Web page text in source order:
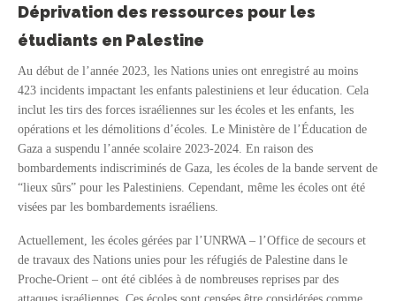
Déprivation des ressources pour les
étudiants en Palestine
Au début de l’année 2023, les Nations unies ont enregistré au moins
423 incidents impactant les enfants palestiniens et leur éducation. Cela
inclut les tirs des forces israéliennes sur les écoles et les enfants, les
opérations et les démolitions d’écoles. Le Ministère de l’Éducation de
Gaza a suspendu l’année scolaire 2023-2024. En raison des
bombardements indiscriminés de Gaza, les écoles de la bande servent de
“lieux sûrs” pour les Palestiniens. Cependant, même les écoles ont été
visées par les bombardements israéliens.
Actuellement, les écoles gérées par l’UNRWA – l’Office de secours et
de travaux des Nations unies pour les réfugiés de Palestine dans le
Proche-Orient – ont été ciblées à de nombreuses reprises par des